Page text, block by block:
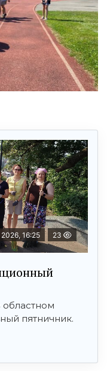
16:25 23
областном
пятничник.